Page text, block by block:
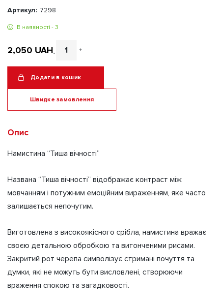
Артикул: 7298
В наявності - 3
2,050 UAH-Намистина
Тиша
вічності
silence
(15.5-
+
Додати в кошик
Швидке замовлення
Опис
Намистина “Тиша вічності”
Названа “Тиша вічності” відображає контраст між
мовчанням і потужним емоційним вираженням, яке часто
залишається непочутим.
Виготовлена з високоякісного срібла, намистина вражає
своєю детальною обробкою та витонченими рисами.
Закритий рот черепа символізує стримані почуття та
думки, які не можуть бути висловлені, створюючи
враження спокою та загадковості.